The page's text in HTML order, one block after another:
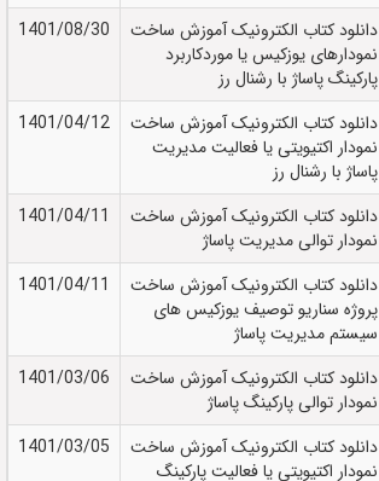
دانلود کتاب الکترونيک آموزش ساخت
نمودارهای یوزکیس یا موردکاربرد
پارکینگ پاساژ با رشنال رز
1401/08/30
دانلود کتاب الکترونيک آموزش ساخت
نمودار اکتیویتی یا فعالیت مدیریت
پاساژ با رشنال رز
1401/04/12
دانلود کتاب الکترونيک آموزش ساخت
نمودار توالی مدیریت پاساژ
1401/04/11
دانلود کتاب الکترونيک آموزش ساخت
پروژه سناریو توصیف یوزکیس های
سیستم مدیریت پاساژ
1401/04/11
دانلود کتاب الکترونيک آموزش ساخت
نمودار توالی پارکینگ پاساژ
1401/03/06
دانلود کتاب الکترونيک آموزش ساخت
نمودار اکتیویتی یا فعالیت پارکینگ
1401/03/05